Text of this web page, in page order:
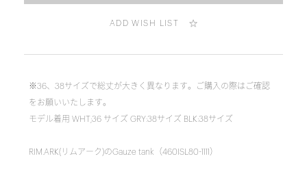
ADD WISH LIST
※36、38サイズで総丈が大きく異なります。ご購入の際はご確認
をお願いいたします。
モデル着用 WHT;36 サイズ GRY:38サイズ BLK:38サイズ
RIM.ARK(リムアーク)のGauze tank（460ISL80-1111）